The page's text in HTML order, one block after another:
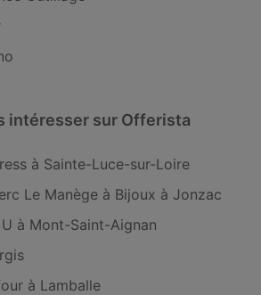
intéresser sur Offerista
à Sainte-Luce-sur-Loire
Le Manège à Bijoux à Jonzac
à Mont-Saint-Aignan
à Lamballe